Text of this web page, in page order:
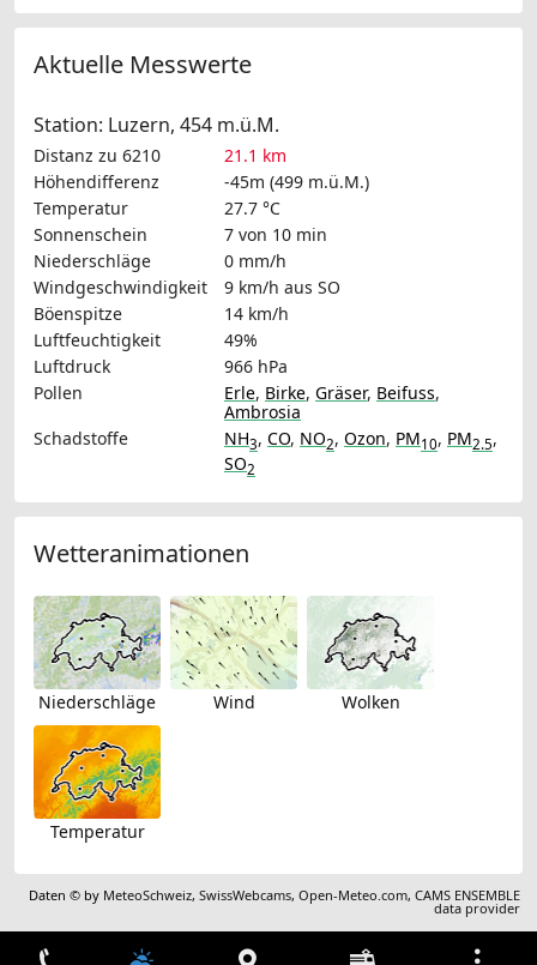
Aktuelle Messwerte
Station: Luzern, 454 m.ü.M.
Distanz zu 6210
21.1 km
Höhendifferenz
-45m (499 m.ü.M.)
Temperatur
27.7 °C
Sonnenschein
7 von 10 min
Niederschläge
0 mm/h
Windgeschwindigkeit
9 km/h aus SO
Böenspitze
14 km/h
Luftfeuchtigkeit
49%
Luftdruck
966 hPa
Pollen
Erle, Birke, Gräser, Beifuss,
Ambrosia
Schadstoffe
NH3, CO, NO2, Ozon, PM10, PM2.5,
SO2
Wetteranimationen
Niederschläge Wind Wolken
Temperatur
Daten © by MeteoSchweiz,SwissWebcams,Open-Meteo.com,CAMS ENSEMBLE
data provider